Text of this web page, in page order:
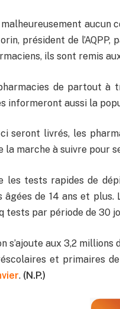
malheureusement
président de l’AQPP,
ils sont remis
de partout à
informeront aussi la
ci seront livrés, les
la marche à suivre pour
les tests rapides de
âgées de 14 ans et
tests par période de 30
s’ajoute aux 3,2
et primaires
. (N.P.)